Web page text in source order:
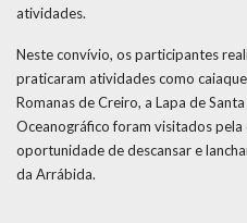
atividades.
Neste convívio, os participantes
praticaram atividades como
Romanas de Creiro, a Lapa de
Oceanográfico foram visitados
oportunidade de descansar e
da Arrábida.